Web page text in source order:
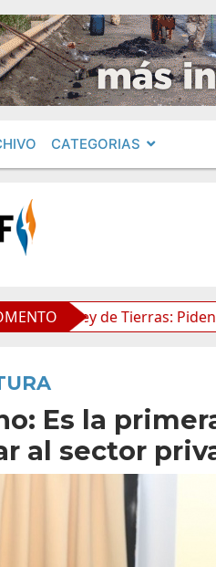
CATEGORIAS
Ley de Tierras: Piden
Es la
al sector